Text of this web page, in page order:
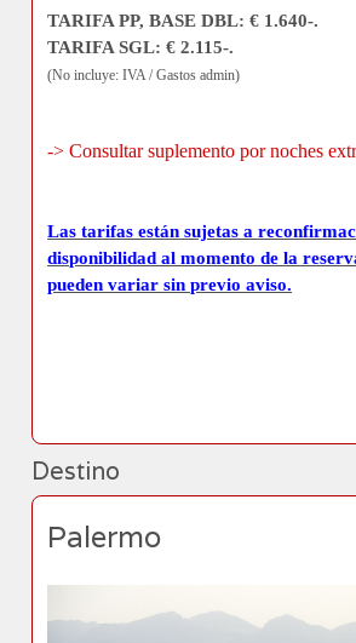
TARIFA PP, BASE DBL: € 1.640-.
TARIFA SGL: € 2.115-.
(No incluye: IVA / Gastos admin)
-> Consultar suplemento por noches
Las tarifas están sujetas a
disponibilidad al momento de la
pueden variar sin previo aviso.
Destino
Palermo